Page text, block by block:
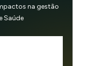
na gestão
Saúde